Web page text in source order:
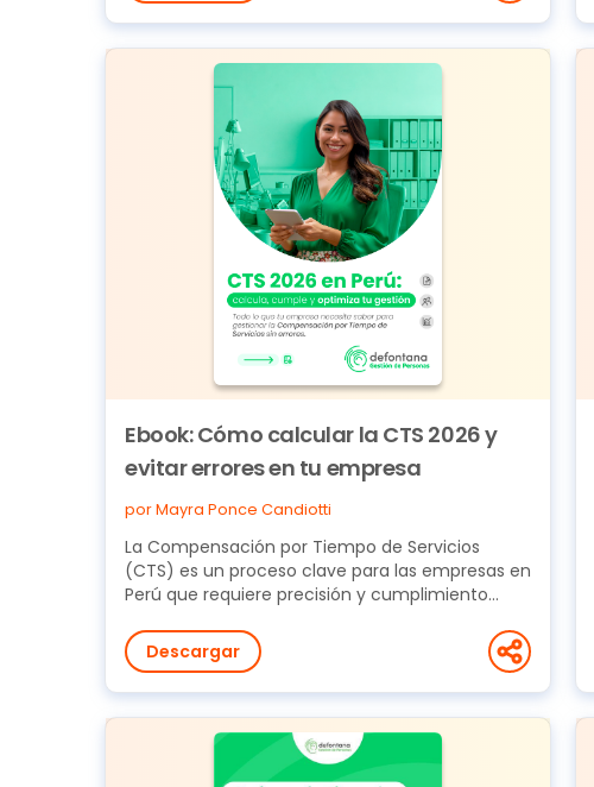
Ebook: Cómo calcular la CTS 2026 y
evitar errores en tu empresa
por Mayra Ponce Candiotti
La Compensación por Tiempo de Servicios
(CTS) es un proceso clave para las empresas en
Perú que requiere precisión y cumplimiento
Descargar